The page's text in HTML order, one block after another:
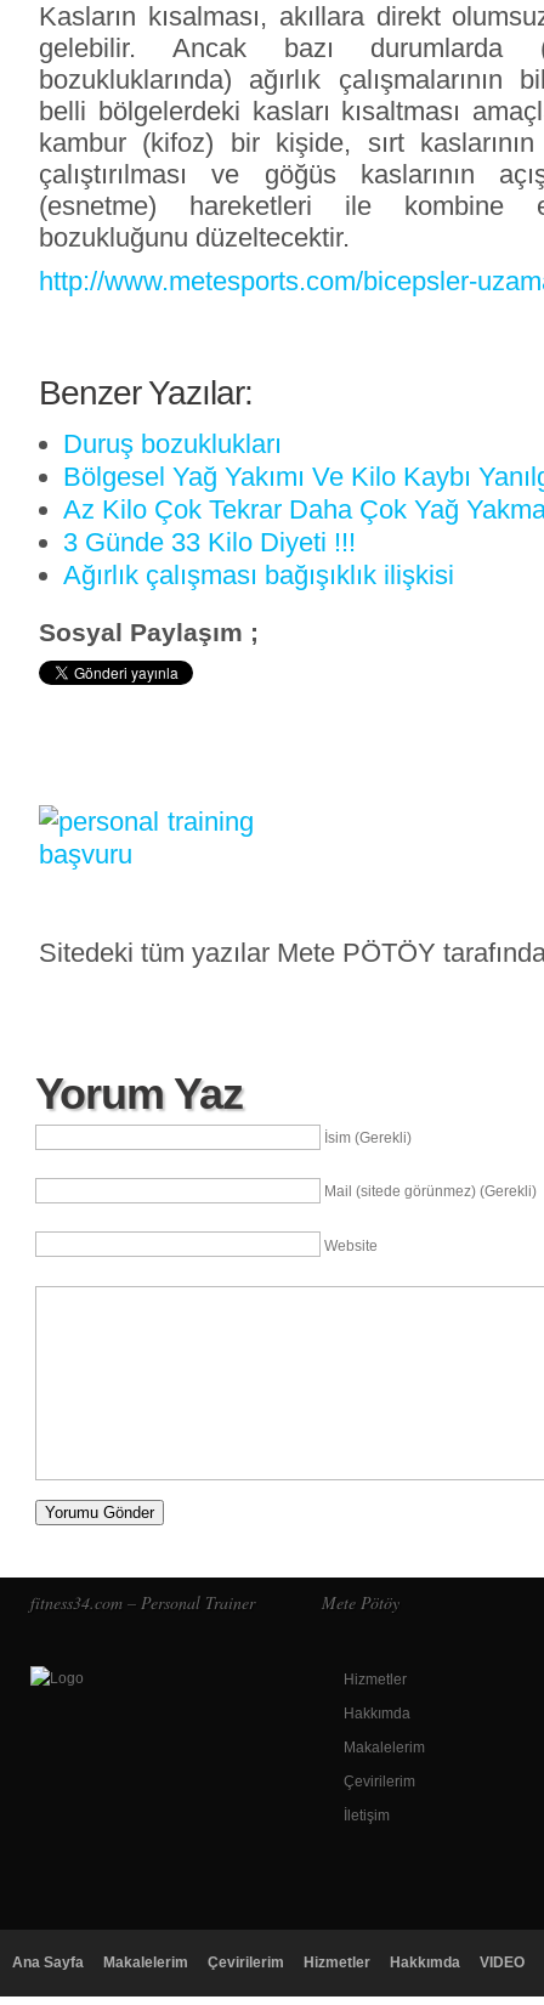
Kasların kısalması, akıllara direkt
gelebilir. Ancak bazı durumlarda
bozukluklarında) ağırlık çalışmalarının
belli bölgelerdeki kasları kısaltması
kambur (kifoz) bir kişide, sırt kaslarının
çalıştırılması ve göğüs kaslarının
(esnetme) hareketleri ile kombine
bozukluğunu düzeltecektir.
http://www.metesports.com/bicepsler-
Benzer Yazılar:
Duruş bozuklukları
Bölgesel Yağ Yakımı Ve Kilo Kaybı
Az Kilo Çok Tekrar Daha Çok Yağ
3 Günde 33 Kilo Diyeti !!!
Ağırlık çalışması bağışıklık ilişkisi
Sosyal Paylaşım ;
Sitedeki tüm yazılar Mete PÖTÖY
Yorum Yaz
İsim (Gerekli)
Mail (sitede görünmez) (Gerekli)
Website
fitness34.com – Personal Trainer Mete Pötöy
Hizmetler
Hakkımda
Makalelerim
Çevirilerim
İletişim
Ana Sayfa Makalelerim Çevirilerim Hizmetler Hakkımda VIDEO